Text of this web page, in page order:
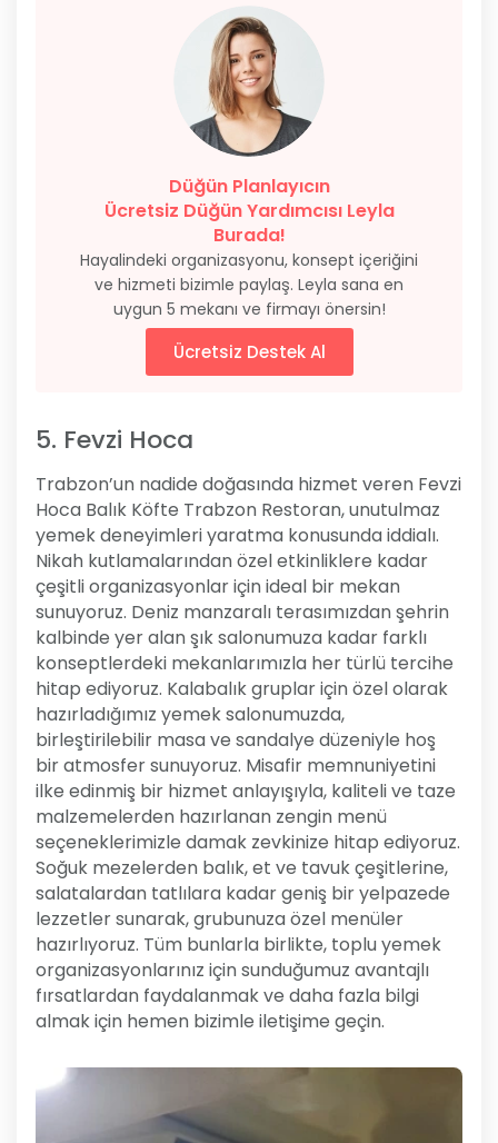
Düğün Planlayıcın
Ücretsiz Düğün Yardımcısı Leyla
Burada!
Hayalindeki organizasyonu, konsept içeriğini
ve hizmeti bizimle paylaş. Leyla sana en
uygun 5 mekanı ve firmayı önersin!
Ücretsiz Destek Al
5. Fevzi Hoca
Trabzon’un nadide doğasında hizmet veren Fevzi
Hoca Balık Köfte Trabzon Restoran, unutulmaz
yemek deneyimleri yaratma konusunda iddialı.
Nikah kutlamalarından özel etkinliklere kadar
çeşitli organizasyonlar için ideal bir mekan
sunuyoruz. Deniz manzaralı terasımızdan şehrin
kalbinde yer alan şık salonumuza kadar farklı
konseptlerdeki mekanlarımızla her türlü tercihe
hitap ediyoruz. Kalabalık gruplar için özel olarak
hazırladığımız yemek salonumuzda,
birleştirilebilir masa ve sandalye düzeniyle hoş
bir atmosfer sunuyoruz. Misafir memnuniyetini
ilke edinmiş bir hizmet anlayışıyla, kaliteli ve taze
malzemelerden hazırlanan zengin menü
seçeneklerimizle damak zevkinize hitap ediyoruz.
Soğuk mezelerden balık, et ve tavuk çeşitlerine,
salatalardan tatlılara kadar geniş bir yelpazede
lezzetler sunarak, grubunuza özel menüler
hazırlıyoruz. Tüm bunlarla birlikte, toplu yemek
organizasyonlarınız için sunduğumuz avantajlı
fırsatlardan faydalanmak ve daha fazla bilgi
almak için hemen bizimle iletişime geçin.